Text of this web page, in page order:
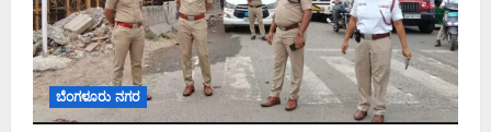
ಬೆಂಗಳೂರು ನಗರ